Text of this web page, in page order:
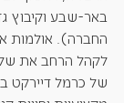
באר-שבע וקיבוץ
החברה). אולמות
לקהל הרחב את
של כרמל דיירקט